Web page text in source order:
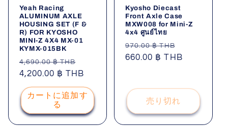
Yeah Racing
ALUMINUM AXLE
HOUSING SET (F &
R) FOR KYOSHO
MINI-Z 4X4 MX-01
KYMX-015BK
通
常
価
格
4,690.00 ฿ THB
ー
ル
価
格
4,200.00 ฿ THB
カートに追加す
る
Kyosho Diecast
Front Axle Case
MXW008 for Mini-Z
4x4 ศูนย์ไทย
通
常
970.00 ฿ THB
ー
660.00 ฿ THB
売り切れ